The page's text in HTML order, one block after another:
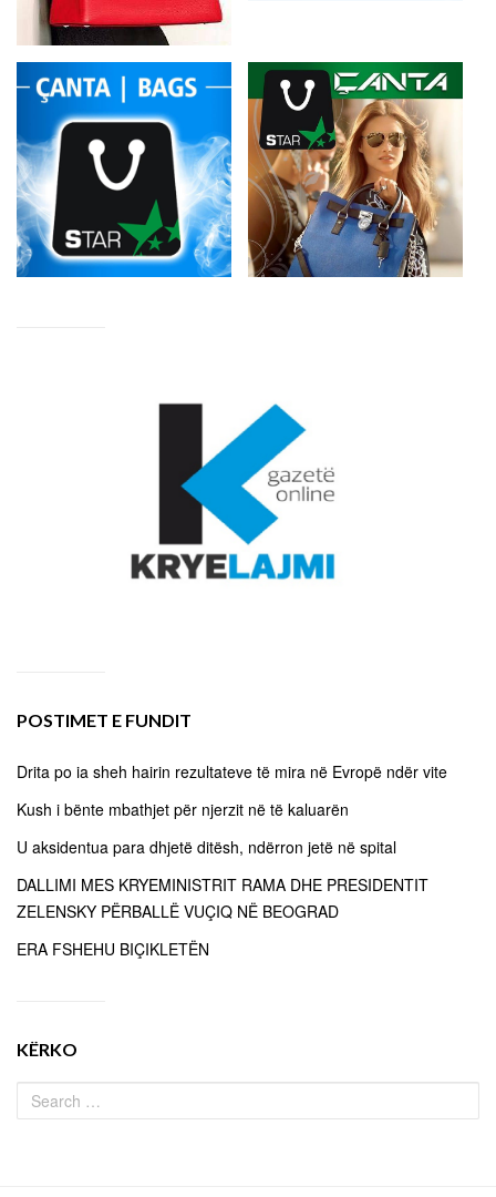
POSTIMET E FUNDIT
Drita po ia sheh hairin rezultateve të mira në Evropë ndër vite
Kush i bënte mbathjet për njerzit në të kaluarën
U aksidentua para dhjetë ditësh, ndërron jetë në spital
DALLIMI MES KRYEMINISTRIT RAMA DHE PRESIDENTIT
ZELENSKY PËRBALLË VUÇIQ NË BEOGRAD
ERA FSHEHU BIÇIKLETËN
KËRKO